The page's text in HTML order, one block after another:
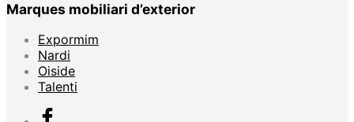
Marques mobiliari d’exterior
Expormim
Nardi
Oiside
Talenti